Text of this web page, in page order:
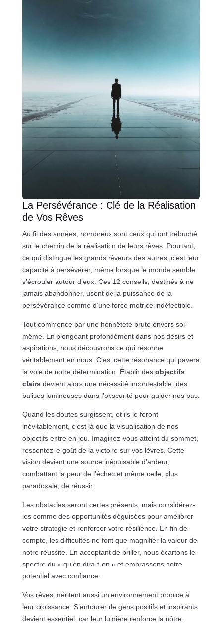
La Persévérance : Clé de la Réalisation
de Vos Rêves
Au fil des années, nombreux sont ceux qui ont trébuché
sur le chemin de la réalisation de leurs rêves. Pourtant,
ce qui distingue les grands rêveurs des autres, c’est leur
capacité à persévérer, même lorsque le monde semble
s’écrouler autour d’eux. Ces 12 conseils, destinés à ne
jamais abandonner, usent de la puissance de la
persévérance comme d’une force motrice indéfectible.
Tout commence par une honnêteté brute envers soi-
même. En plongeant profondément dans nos désirs et
aspirations, nous découvrons ce qui résonne
véritablement en nous. C’est cette résonance qui pavera
la voie de notre détermination. Établir des objectifs
clairs devient alors une nécessité incontestable, des
balises lumineuses dans l’obscurité pour guider nos pas.
Quand les doutes surgissent, et ils le feront
inévitablement, c’est là que la visualisation de nos
objectifs entre en jeu. Imaginez-vous atteint du sommet,
ressentez le goût de la victoire sur vos lèvres. Cette
vision devient une source inépuisable d’ardeur,
combattant la peur de l’échec et même celle, plus
paradoxale, de réussir.
Les obstacles seront certes présents, mais considérez-
les comme des opportunités déguisées pour améliorer
votre stratégie et renforcer votre résilience. En fin de
compte, les difficultés ne font que magnifier la valeur de
notre réussite. En acceptant de briller, nous écartons le
spectre du « qu’en dira-t-on » et embrassons notre
potentiel avec confiance.
Vos rêves méritent aussi un environnement propice à
leur croissance. S’entourer de gens positifs et inspirants
devient essentiel, car leur lumière renforce la nôtre,